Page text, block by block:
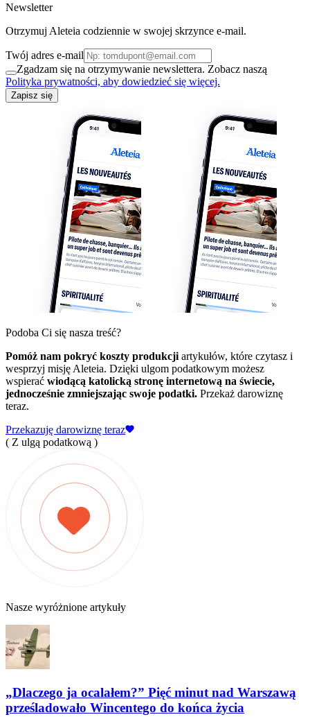
Newsletter
Otrzymuj Aleteia codziennie w swojej skrzynce e-mail.
Twój adres e-mail
Zgadzam się na otrzymywanie newslettera. Zobacz naszą
Polityka prywatności, aby dowiedzieć się więcej.
Zapisz się
Podoba Ci się nasza treść?
Pomóż nam pokryć koszty produkcji artykułów, które czytasz i
wesprzyj misję Aleteia. Dzięki ulgom podatkowym możesz
wspierać wiodącą katolicką stronę internetową na świecie,
jednocześnie zmniejszając swoje podatki. Przekaż darowiznę
teraz.
Przekazuję darowiznę teraz
( Z ulgą podatkową )
Nasze wyróżnione artykuły
„Dlaczego ja ocalałem?” Pięć minut nad Warszawą
prześladowało Wincentego do końca życia